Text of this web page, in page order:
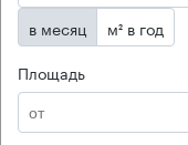
в месяц
м² в год
Площадь